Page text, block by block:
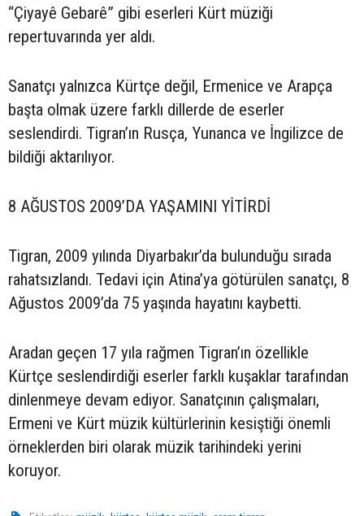
“Çiyayê Gebarê” gibi eserleri Kürt müziği
repertuvarında yer aldı.
Sanatçı yalnızca Kürtçe değil, Ermenice ve Arapça
başta olmak üzere farklı dillerde de eserler
seslendirdi. Tigran’ın Rusça, Yunanca ve İngilizce de
bildiği aktarılıyor.
8 AĞUSTOS 2009’DA YAŞAMINI YİTİRDİ
Tigran, 2009 yılında Diyarbakır’da bulunduğu sırada
rahatsızlandı. Tedavi için Atina’ya götürülen sanatçı, 8
Ağustos 2009’da 75 yaşında hayatını kaybetti.
Aradan geçen 17 yıla rağmen Tigran’ın özellikle
Kürtçe seslendirdiği eserler farklı kuşaklar tarafından
dinlenmeye devam ediyor. Sanatçının çalışmaları,
Ermeni ve Kürt müzik kültürlerinin kesiştiği önemli
örneklerden biri olarak müzik tarihindeki yerini
koruyor.